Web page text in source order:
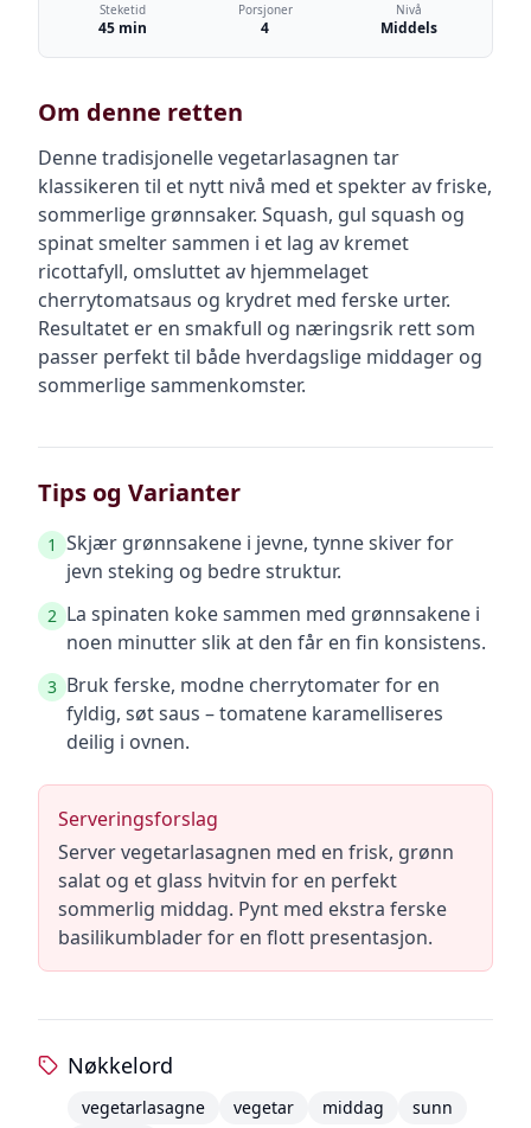
Steketid
45 min
Porsjoner
4
Nivå
Middels
Om denne retten
Denne tradisjonelle vegetarlasagnen tar
klassikeren til et nytt nivå med et spekter av friske,
sommerlige grønnsaker. Squash, gul squash og
spinat smelter sammen i et lag av kremet
ricottafyll, omsluttet av hjemmelaget
cherrytomatsaus og krydret med ferske urter.
Resultatet er en smakfull og næringsrik rett som
passer perfekt til både hverdagslige middager og
sommerlige sammenkomster.
Tips og Varianter
1 Skjær grønnsakene i jevne, tynne skiver for
jevn steking og bedre struktur.
2 La spinaten koke sammen med grønnsakene i
noen minutter slik at den får en fin konsistens.
3 Bruk ferske, modne cherrytomater for en
fyldig, søt saus – tomatene karamelliseres
deilig i ovnen.
Serveringsforslag
Server vegetarlasagnen med en frisk, grønn
salat og et glass hvitvin for en perfekt
sommerlig middag. Pynt med ekstra ferske
basilikumblader for en flott presentasjon.
Nøkkelord
vegetarlasagne vegetar middag
sunn